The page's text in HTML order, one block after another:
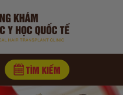
TÌM KIẾM